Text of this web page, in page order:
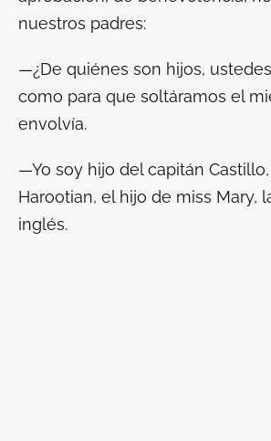
nuestros padres:
—¿De quiénes son hijos,
como para que soltáramos el
envolvía.
—Yo soy hijo del capitán
Harootian, el hijo de miss Mary,
inglés.